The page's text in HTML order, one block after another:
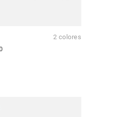
2 colores